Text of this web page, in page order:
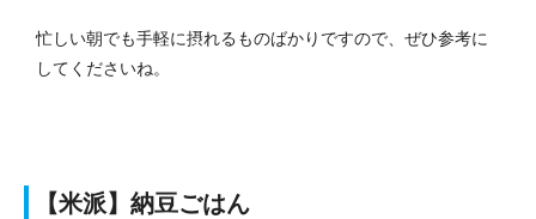
忙しい朝でも手軽に摂れるものばかりですので、ぜひ参考に
してくださいね。
【米派】納豆ごはん